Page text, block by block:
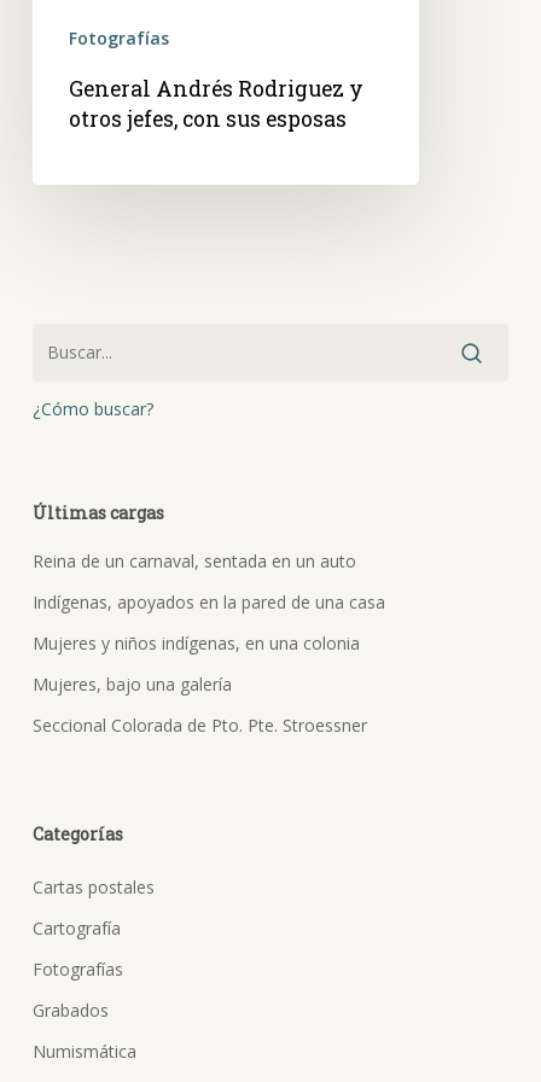
Fotografías
General Andrés Rodriguez y
otros jefes, con sus esposas
¿Cómo buscar?
Últimas cargas
Reina de un carnaval, sentada en un auto
Indígenas, apoyados en la pared de una casa
Mujeres y niños indígenas, en una colonia
Mujeres, bajo una galería
Seccional Colorada de Pto. Pte. Stroessner
Categorías
Cartas postales
Cartografía
Fotografías
Grabados
Numismática